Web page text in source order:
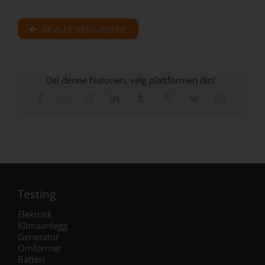
SE ALLE RESSURSENE
Del denne historien, velg plattformen din!
Testing
Elektrisk
Klimaanlegg
Generator
Omformer
Batteri